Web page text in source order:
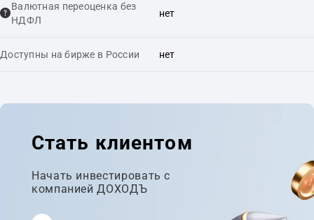
Валютная переоценка без
НДФЛ
нет
Доступны на бирже в России нет
Стать клиентом
Начать инвестировать с
компанией ДОХОДЪ